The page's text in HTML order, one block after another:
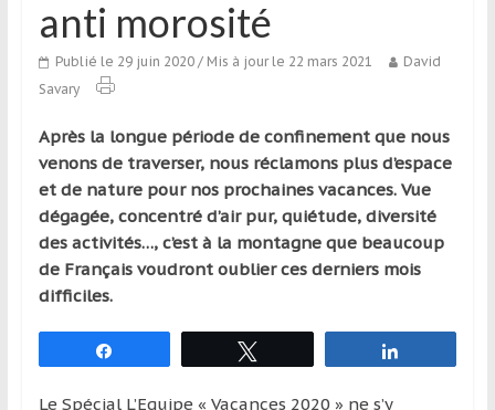
tourisme
sportif
qui
s’adresse
voyageurs
ponctuels
ou
réguliers,
pratiquants,
passionnés
ou
simples
spectateurs
anti morosité
Publié le 29 juin 2020/ Mis à jour le 22 mars 2021
David
Savary
Après la longue période de confinement que nous
venons de traverser, nous réclamons plus d’espace
et de nature pour nos prochaines vacances. Vue
dégagée, concentré d’air pur, quiétude, diversité
des activités…, c’est à la montagne que beaucoup
de Français voudront oublier ces derniers mois
difficiles.
Le Spécial L’Equipe « Vacances 2020 » ne s’y